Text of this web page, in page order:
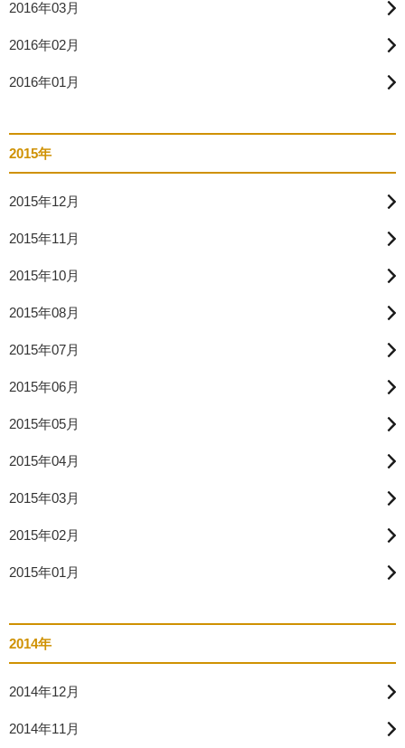
2016年03月
2016年02月
2016年01月
2015年
2015年12月
2015年11月
2015年10月
2015年08月
2015年07月
2015年06月
2015年05月
2015年04月
2015年03月
2015年02月
2015年01月
2014年
2014年12月
2014年11月